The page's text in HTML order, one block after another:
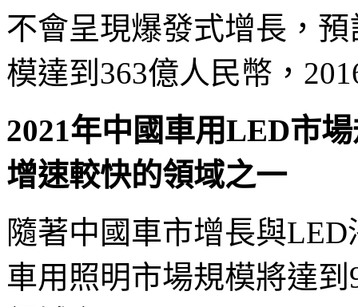
不會呈現爆發式增長，
模達到363億人民幣，
2021年中國車用LED市
增速較快的領域之一
隨著中國車市增長與
車用照明市場規模將達